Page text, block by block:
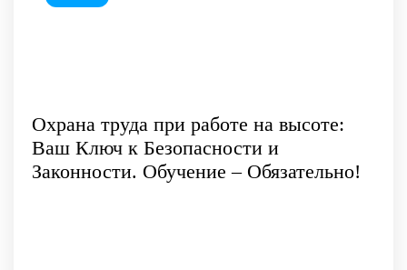
Охрана труда при работе на высоте:
Ваш Ключ к Безопасности и
Законности. Обучение – Обязательно!